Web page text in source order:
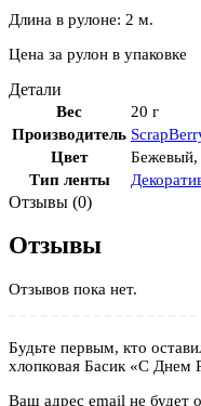
Длина в рулоне: 2 м.
Цена за рулон в упаковке
Детали
Вес
20 г
Производитель
Цвет
Бежевый,
Тип ленты
Отзывы (0)
Отзывы
Отзывов пока нет.
Будьте первым, кто
хлопковая Басик «С Днем
Ваш адрес email не будет